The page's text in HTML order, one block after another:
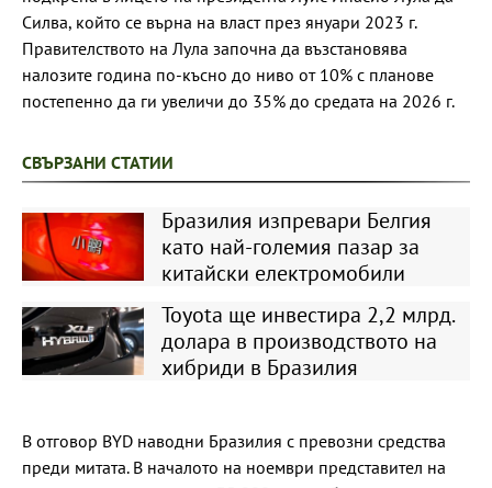
Силва, който се върна на власт през януари 2023 г.
Правителството на Лула започна да възстановява
налозите година по-късно до ниво от 10% с планове
постепенно да ги увеличи до 35% до средата на 2026 г.
СВЪРЗАНИ СТАТИИ
Бразилия изпревари Белгия
като най-големия пазар за
китайски електромобили
Toyota ще инвестира 2,2 млрд.
долара в производството на
хибриди в Бразилия
В отговор BYD наводни Бразилия с превозни средства
преди митата. В началото на ноември представител на